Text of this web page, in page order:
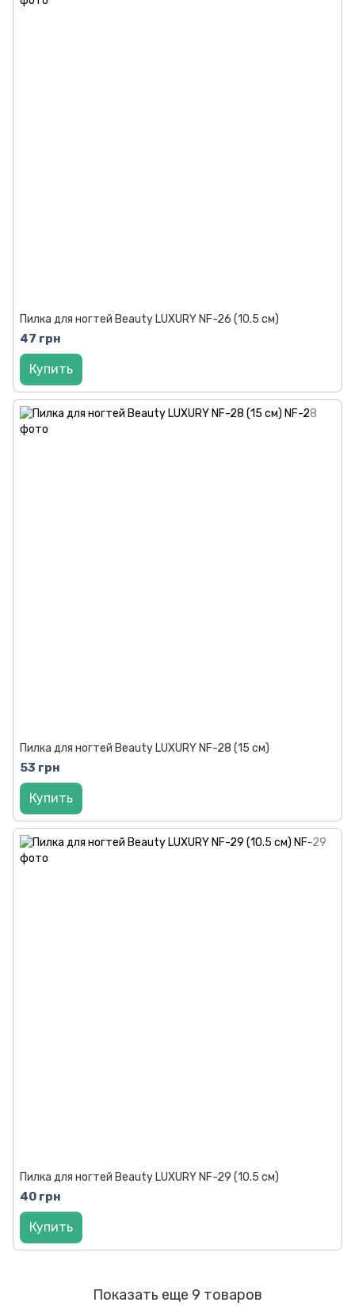
Пилка для ногтей Beauty LUXURY NF-26 (10.5 см)
47 грн
Купить
Пилка для ногтей Beauty LUXURY NF-28 (15 см)
53 грн
Купить
Пилка для ногтей Beauty LUXURY NF-29 (10.5 см)
40 грн
Купить
Показать еще 9 товаров